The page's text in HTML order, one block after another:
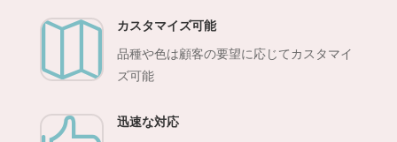
 カスタマイズ可能
品種や色は顧客の要望に応じてカスタマイ
ズ可能
迅速な対応